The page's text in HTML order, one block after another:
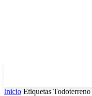
Inicio Etiquetas Todoterreno